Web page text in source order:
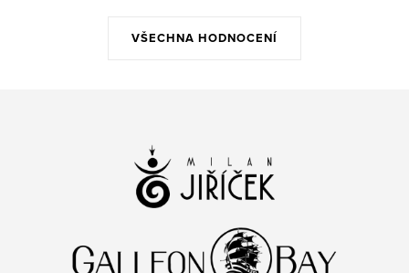
VŠECHNA HODNOCENÍ